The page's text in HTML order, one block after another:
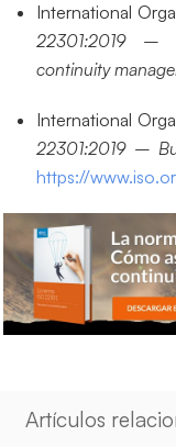
International
22301:2019 –
continuity
International
22301:2019 –
https://
Artículos